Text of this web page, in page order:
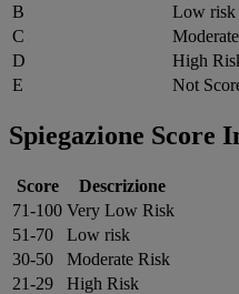
B
Low risk
C
D
High
E
Not
Spiegazione Score
Score
Descrizione
71-100 Very Low Risk
51-70
Low risk
30-50
Moderate Risk
21-29
High Risk